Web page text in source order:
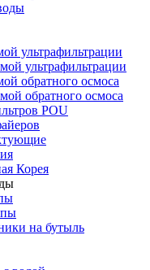
ультрафильтрации
ультрафильтрации
обратного осмоса
обратного осмоса
POU
Корея
на бутыль